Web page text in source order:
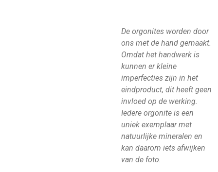
De orgonites worden door
ons met de hand gemaakt.
Omdat het handwerk is
kunnen er kleine
imperfecties zijn in het
eindproduct, dit heeft geen
invloed op de werking.
Iedere orgonite is een
uniek exemplaar met
natuurlijke mineralen en
kan daarom iets afwijken
van de foto.